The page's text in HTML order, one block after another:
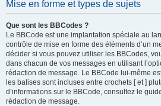
Mise en forme et types de sujets
Que sont les BBCodes ?
Le BBCode est une implantation spéciale au
contrôle de mise en forme des éléments d’un
décider si vous pouvez utiliser les BBCodes,
dans chacun de vos messages en utilisant
rédaction de message. Le BBCode lui-même
les balises sont incluses entre crochets [ et ]
d’informations sur le BBCode, consultez le
rédaction de message.